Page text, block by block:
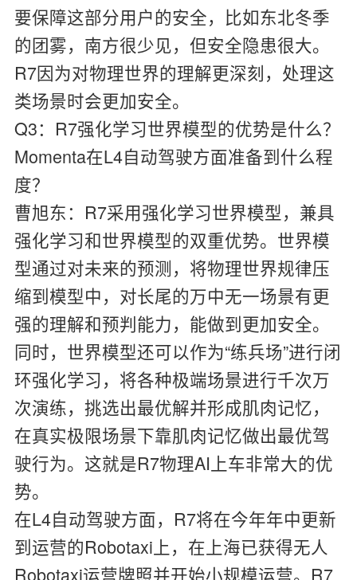
要保障这部分用户的安全，比如东北冬季
的团雾，南方很少见，但安全隐患很大。
R7因为对物理世界的理解更深刻，处理这
类场景时会更加安全。
Q3：R7强化学习世界模型的优势是什么？
Momenta在L4自动驾驶方面准备到什么程
度？
曹旭东： R7采用强化学习世界模型，兼具
强化学习和世界模型的双重优势。世界模
型通过对未来的预测，将物理世界规律压
缩到模型中，对长尾的万中无一场景有更
强的理解和预判能力，能做到更加安全。
同时，世界模型还可以作为“练兵场”进行闭
环强化学习，将各种极端场景进行千次万
次演练，挑选出最优解并形成肌肉记忆，
在真实极限场景下靠肌肉记忆做出最优驾
驶行为。这就是R7物理AI上车非常大的优
势。
在L4自动驾驶方面，R7将在今年年中更新
到运营的Robotaxi上，在上海已获得无人
Robotaxi运营牌照并开始小规模运营。R7